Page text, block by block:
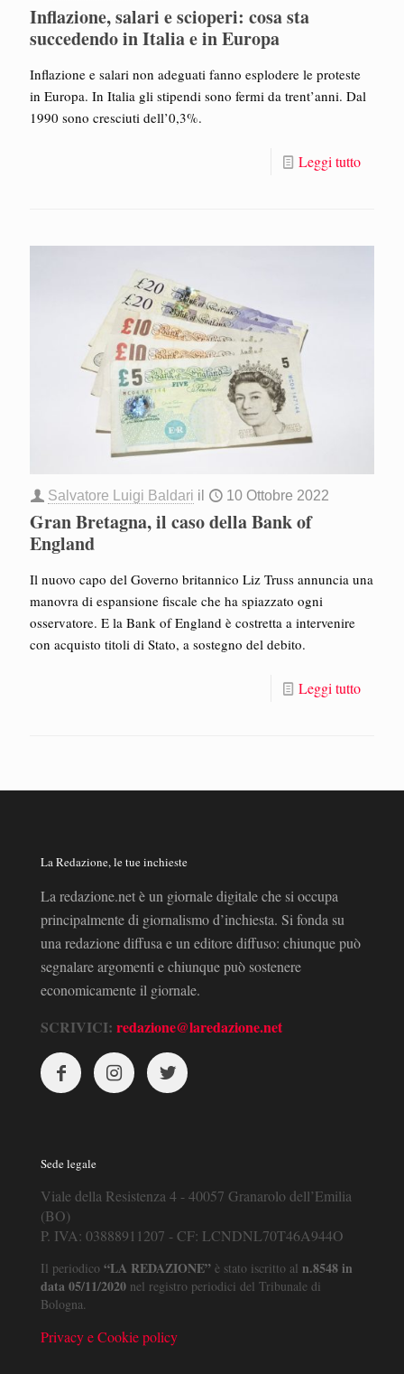
Inflazione, salari e scioperi: cosa sta
succedendo in Italia e in Europa
Inflazione e salari non adeguati fanno esplodere le proteste
in Europa. In Italia gli stipendi sono fermi da trent’anni. Dal
1990 sono cresciuti dell’0,3%.
Leggi tutto
Salvatore Luigi Baldari il 10 Ottobre 2022
Gran Bretagna, il caso della Bank of
England
Il nuovo capo del Governo britannico Liz Truss annuncia una
manovra di espansione fiscale che ha spiazzato ogni
osservatore. E la Bank of England è costretta a intervenire
con acquisto titoli di Stato, a sostegno del debito.
Leggi tutto
La Redazione, le tue inchieste
La redazione.net è un giornale digitale che si occupa
principalmente di giornalismo d’inchiesta. Si fonda su
una redazione diffusa e un editore diffuso: chiunque può
segnalare argomenti e chiunque può sostenere
economicamente il giornale.
SCRIVICI: redazione@laredazione.net
Sede legale
Viale della Resistenza 4 - 40057 Granarolo dell’Emilia
(BO)
P. IVA: 03888911207 - CF: LCNDNL70T46A944O
Il periodico “LA REDAZIONE” è stato iscritto al n.8548 in
data 05/11/2020 nel registro periodici del Tribunale di
Bologna.
Privacy e Cookie policy